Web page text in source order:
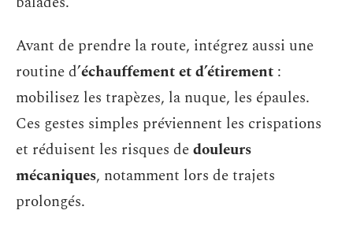
Avant de prendre la route, intégrez aussi une
routine d’échauffement et d’étirement :
mobilisez les trapèzes, la nuque, les épaules.
Ces gestes simples préviennent les crispations
et réduisent les risques dedouleurs
mécaniques, notamment lors de trajets
prolongés.